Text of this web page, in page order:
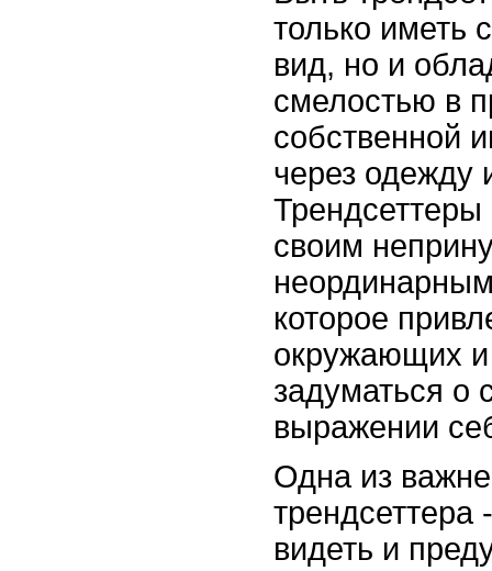
только иметь
вид, но и
смелостью в
собственной
через одежду
Трендсеттеры
своим
которое
окружающих и
задуматься о
выражении
Одна из
трендсеттера
видеть и